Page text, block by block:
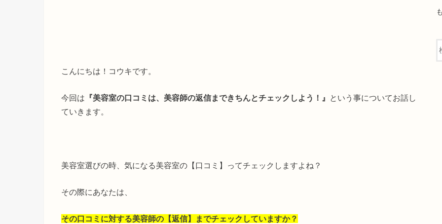
こんにちは！コウキです。
今回は 『美容室の口コミは、美容師の返信まできちんとチェックしよう！』
という事についてお話し
ていきます。
美容室選びの時、気になる美容室の【口コミ】ってチェックしますよね？
その際にあなたは、
その口コミに対する美容師の【返信】までチェックしていますか？